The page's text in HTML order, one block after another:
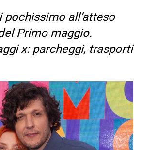
pochissimo all’atteso
Primo maggio.
x: parcheggi, trasporti